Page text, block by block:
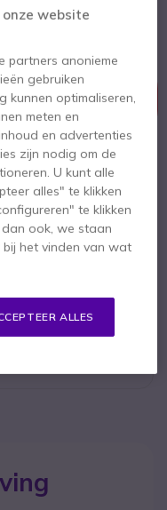
Jabra Evolve 65 TE,
Laadstation
Link 390a UC
Laadstation
website
partners anonieme
gebruiken
optimaliseren,
meten en
en advertenties
zijn nodig om de
U kunt alle
alles" te klikken
te klikken
ook, we staan
het vinden van wat
ALLES